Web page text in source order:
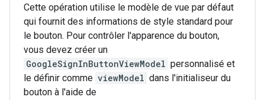
Cette opération utilise le modèle de vue par défaut
qui fournit des informations de style standard pour
le bouton. Pour contrôler l'apparence du bouton,
vous devez créer un
GoogleSignInButtonViewModel personnalisé et
le définir comme viewModel dans l'initialiseur du
bouton à l'aide de